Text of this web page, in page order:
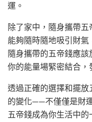
運。
除了家中，隨身攜帶
能夠隨時隨地吸引財氣
隨身攜帶的五帝錢應
你的能量場緊密結合，
透過正確的選擇和擺
的變化——不僅僅是財
五帝錢成為你生活中